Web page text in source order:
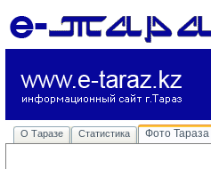
О Таразе Статистика Фото Тараза